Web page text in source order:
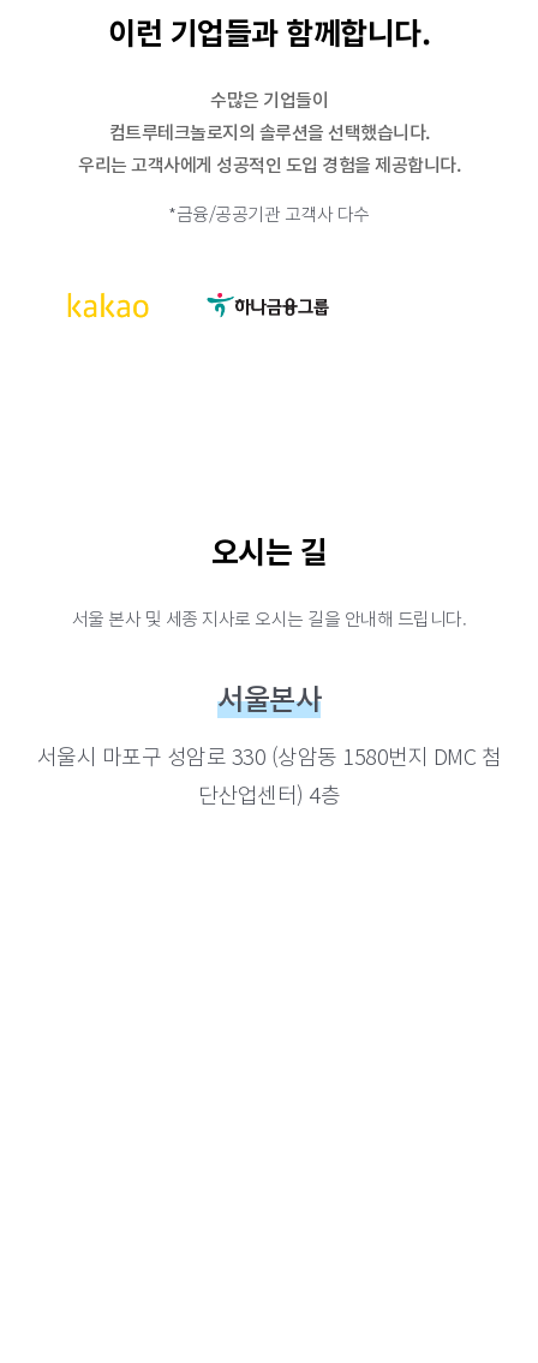
이런 기업들과 함께합니다.
수많은 기업들이
컴트루테크놀로지의 솔루션을 선택했습니다.
우리는 고객사에게 성공적인 도입 경험을 제공합니다.
*금융/공공기관 고객사 다수
오시는 길
서울 본사 및 세종 지사로 오시는 길을 안내해 드립니다.
서울본사
서울시 마포구 성암로 330 (상암동 1580번지 DMC 첨
단산업센터) 4층